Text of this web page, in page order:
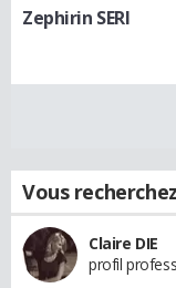
Zephirin SERI
Vous
Claire DIE
profil